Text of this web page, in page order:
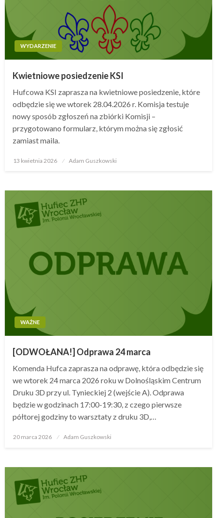
WYDARZENIE
Kwietniowe posiedzenie KSI
Hufcowa KSI zaprasza na kwietniowe posiedzenie, które
odbędzie się we wtorek 28.04.2026 r. Komisja testuje
nowy sposób zgłoszeń na zbiórki Komisji –
przygotowano formularz, którym można się zgłosić
zamiast maila.
Opublikowane
13 kwietnia 2026 Adam Guszkowski
WAŻNE
[ODWOŁANA!] Odprawa 24 marca
Komenda Hufca zaprasza na odprawę, która odbędzie się
we wtorek 24 marca 2026 roku w Dolnośląskim Centrum
Druku 3D przy ul. Tynieckiej 2 (wejście A). Odprawa
będzie w godzinach 17:00-19:30, z czego pierwsze
półtorej godziny to warsztaty z druku 3D,…
Opublikowane
20 marca 2026 Adam Guszkowski